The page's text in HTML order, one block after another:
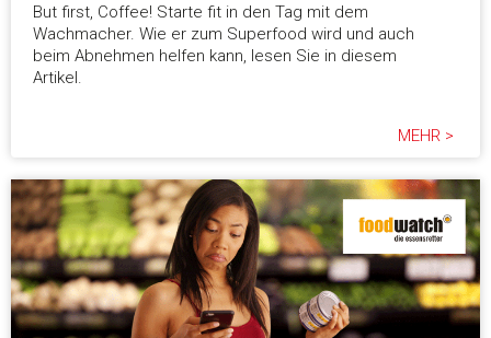
But first, Coffee! Starte fit in den Tag mit dem
Wachmacher. Wie er zum Superfood wird und auch
beim Abnehmen helfen kann, lesen Sie in diesem
Artikel.
MEHR >